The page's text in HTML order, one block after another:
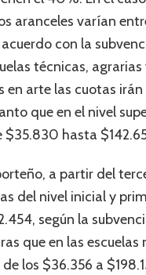
aranceles varían
con la
técnicas, agrarias
en arte las cuotas irán
que en el nivel
$35.830 hasta
a partir del
del nivel inicial y
según la
que en las escuelas
los $36.356 a